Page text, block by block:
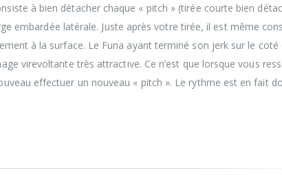
à bien détacher chaque « pitch » (tirée courte bien
embardée latérale. Juste après votre tirée, il est même
à la surface. Le Funa ayant terminé son jerk sur le coté
virevoltante très attractive. Ce n’est que lorsque vous
effectuer un nouveau « pitch ». Le rythme est en fait